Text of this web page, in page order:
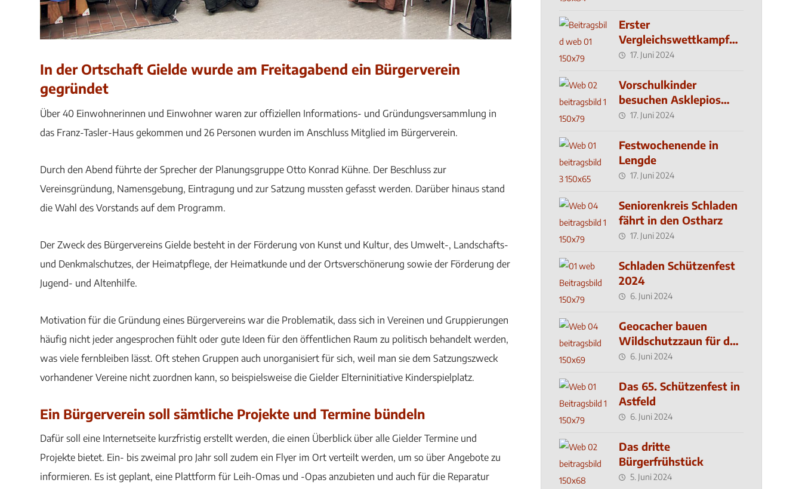
In der Ortschaft Gielde wurde am Freitagabend ein Bürgerverein
gegründet
Über 40 Einwohnerinnen und Einwohner waren zur offiziellen Informations- und Gründungsversammlung in
das Franz-Tasler-Haus gekommen und 26 Personen wurden im Anschluss Mitglied im Bürgerverein.
Durch den Abend führte der Sprecher der Planungsgruppe Otto Konrad Kühne. Der Beschluss zur
Vereinsgründung, Namensgebung, Eintragung und zur Satzung mussten gefasst werden. Darüber hinaus stand
die Wahl des Vorstands auf dem Programm.
Der Zweck des Bürgervereins Gielde besteht in der Förderung von Kunst und Kultur, des Umwelt-, Landschafts-
und Denkmalschutzes, der Heimatpflege, der Heimatkunde und der Ortsverschönerung sowie der Förderung der
Jugend- und Altenhilfe.
Motivation für die Gründung eines Bürgervereins war die Problematik, dass sich in Vereinen und Gruppierungen
häufig nicht jeder angesprochen fühlt oder gute Ideen für den öffentlichen Raum zu politisch behandelt werden,
was viele fernbleiben lässt. Oft stehen Gruppen auch unorganisiert für sich, weil man sie dem Satzungszweck
vorhandener Vereine nicht zuordnen kann, so beispielsweise die Gielder Elterninitiative Kinderspielplatz.
Ein Bürgerverein soll sämtliche Projekte und Termine bündeln
Dafür soll eine Internetseite kurzfristig erstellt werden, die einen Überblick über alle Gielder Termine und
Projekte bietet. Ein- bis zweimal pro Jahr soll zudem ein Flyer im Ort verteilt werden, um so über Angebote zu
informieren. Es ist geplant, eine Plattform für Leih-Omas und -Opas anzubieten und auch für die Reparatur
Erster
Vergleichswettkampf
seit 2019
17. Juni 2024
Vorschulkinder
besuchen Asklepios
Klinik
17. Juni 2024
Festwochenende in
Lengde
17. Juni 2024
Seniorenkreis Schladen
fährt in den Ostharz
17. Juni 2024
Schladen Schützenfest
2024
6. Juni 2024
Geocacher bauen
Wildschutzzaun für den
MachMit! Wald
6. Juni 2024
Das 65. Schützenfest in
Astfeld
6. Juni 2024
Das dritte
Bürgerfrühstück
5. Juni 2024